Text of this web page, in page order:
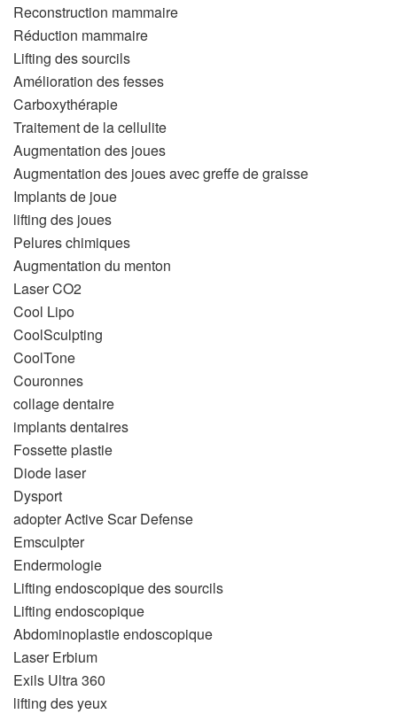
Reconstruction mammaire
Réduction mammaire
Lifting des sourcils
Amélioration des fesses
Carboxythérapie
Traitement de la cellulite
Augmentation des joues
Augmentation des joues avec greffe de graisse
Implants de joue
lifting des joues
Pelures chimiques
Augmentation du menton
Laser CO2
Cool Lipo
CoolSculpting
CoolTone
Couronnes
collage dentaire
implants dentaires
Fossette plastie
Diode laser
Dysport
adopter Active Scar Defense
Emsculpter
Endermologie
Lifting endoscopique des sourcils
Lifting endoscopique
Abdominoplastie endoscopique
Laser Erbium
Exils Ultra 360
lifting des yeux